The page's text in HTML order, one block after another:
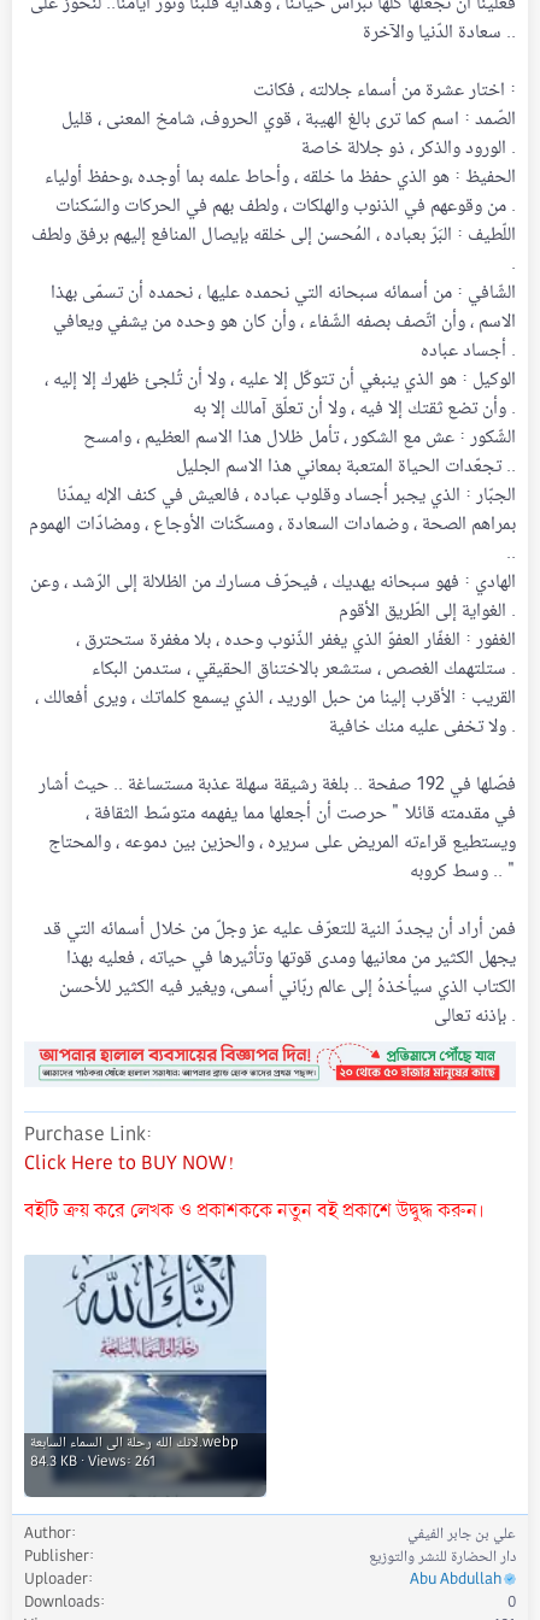
سعادة الدّنيا والآخرة ..
اختار عشرة من أسماء جلالته ، فكانت :
الصّمد : اسم كما ترى بالغ الهيبة ، قوي الحروف، شامخ المعنى ، قليل
الورود والذكر ، ذو جلالة خاصة .
الحفيظ : هو الذي حفظ ما خلقه ، وأحاط علمه بما أوجده ،وحفظ أولياء
من وقوعهم في الذنوب والهلكات ، ولطف بهم في الحركات والسّكنات .
اللّطيف : البَرّ بعباده ، المُحسن إلى خلقه بإيصال المنافع إليهم برفق ولطف
.
الشّافي : من أسمائه سبحانه التي نحمده عليها ، نحمده أن تسمّى بهذا
الاسم ، وأن اتّصف بصفه الشّفاء ، وأن كان هو وحده من يشفي ويعافي
أجساد عباده .
الوكيل : هو الذي ينبغي أن تتوكّل إلا عليه ، ولا أن تُلجئ ظهرك إلا إليه ،
وأن تضع ثقتك إلا فيه ، ولا أن تعلّق آمالك إلا به .
الشّكور : عش مع الشكور ، تأمل ظلال هذا الاسم العظيم ، وامسح
تجعّدات الحياة المتعبة بمعاني هذا الاسم الجليل ..
الجبّار : الذي يجبر أجساد وقلوب عباده ، فالعيش في كنف الإله يمدّنا
بمراهم الصحة ، وضمادات السعادة ، ومسكّنات الأوجاع ، ومضادّات الهموم
..
الهادي : فهو سبحانه يهديك ، فيحرّف مسارك من الظلالة إلى الرّشد ، وعن
الغواية إلى الطّريق الأقوم .
الغفور : الغفّار العفوّ الذي يغفر الذّنوب وحده ، بلا مغفرة ستحترق ،
ستلتهمك الغصص ، ستشعر بالاختناق الحقيقي ، ستدمن البكاء .
القريب : الأقرب إلينا من حبل الوريد ، الذي يسمع كلماتك ، ويرى أفعالك ،
ولا تخفى عليه منك خافية .
فصّلها في 192 صفحة .. بلغة رشيقة سهلة عذبة مستساغة .. حيث أشار
في مقدمته قائلا " حرصت أن أجعلها مما يفهمه متوسّط الثقافة ،
ويستطيع قراءته المريض على سريره ، والحزين بين دموعه ، والمحتاج
وسط كروبه .. "
فمن أراد أن يجددّ النية للتعرّف عليه عز وجلّ من خلال أسمائه التي قد
يجهل الكثير من معانيها ومدى قوتها وتأثيرها في حياته ، فعليه بهذا
الكتاب الذي سيأخذهُ إلى عالم ربّاني أسمى، ويغير فيه الكثير للأحسن
بإذنه تعالى .​
Purchase Link
Click Here to BUY NOW!
বইটি ক্রয় করে লেখক ও প্রকাশককে নতুন বই প্রকাশে উদ্বুদ্ধ করুন।
لانك الله رحلة الى السماء السابعة.webp
84.3 KB · Views: 261
Author
علي بن جابر الفيفي
Publisher
دار الحضارة للنشر والتوزيع
Uploader
Abu Abdullah
Downloads
0